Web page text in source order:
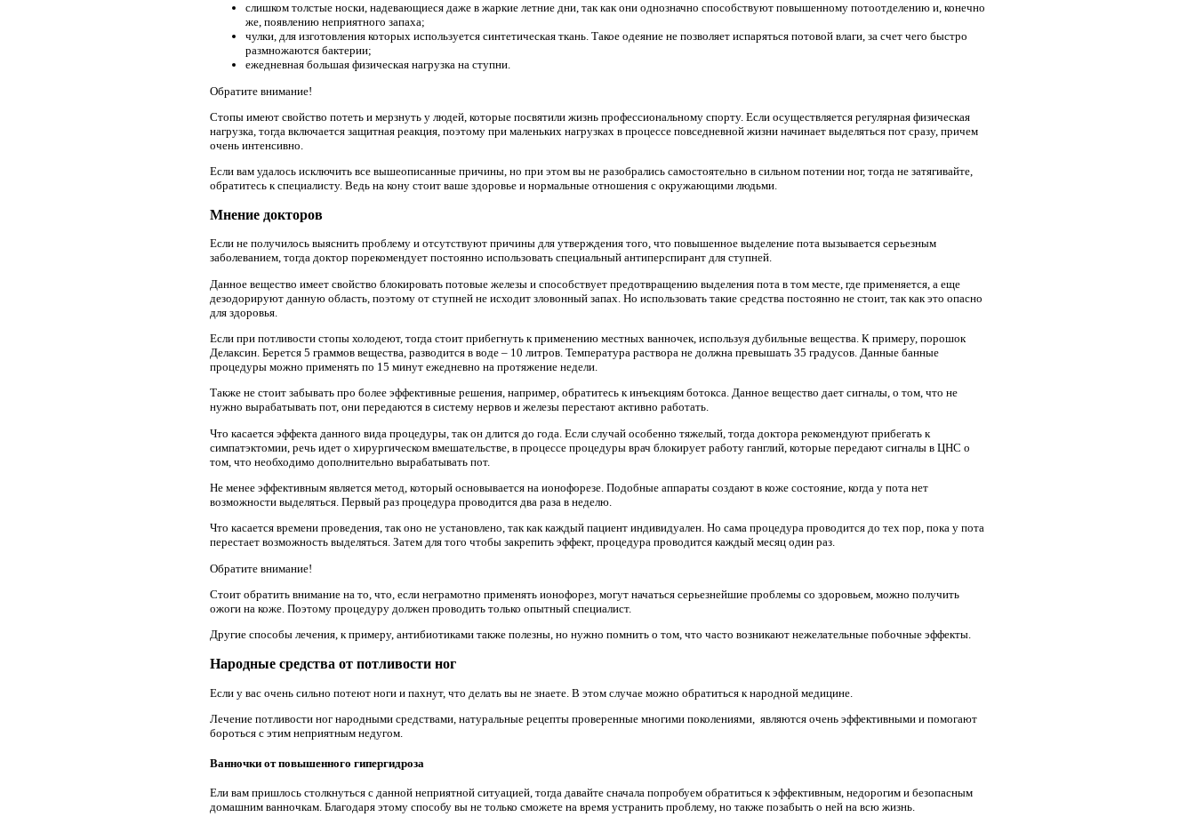
слишком толстые носки, надевающиеся даже в жаркие летние дни, так как они однозначно способствуют повышенному потоотделению и, конечно
же, появлению неприятного запаха;
чулки, для изготовления которых используется синтетическая ткань. Такое одеяние не позволяет испаряться потовой влаги, за счет чего быстро
размножаются бактерии;
ежедневная большая физическая нагрузка на ступни.
Обратите внимание!
Стопы имеют свойство потеть и мерзнуть у людей, которые посвятили жизнь профессиональному спорту. Если осуществляется регулярная физическая
нагрузка, тогда включается защитная реакция, поэтому при маленьких нагрузках в процессе повседневной жизни начинает выделяться пот сразу, причем
очень интенсивно.
Если вам удалось исключить все вышеописанные причины, но при этом вы не разобрались самостоятельно в сильном потении ног, тогда не затягивайте,
обратитесь к специалисту. Ведь на кону стоит ваше здоровье и нормальные отношения с окружающими людьми.
Мнение докторов
Если не получилось выяснить проблему и отсутствуют причины для утверждения того, что повышенное выделение пота вызывается серьезным
заболеванием, тогда доктор порекомендует постоянно использовать специальный антиперспирант для ступней.
Данное вещество имеет свойство блокировать потовые железы и способствует предотвращению выделения пота в том месте, где применяется, а еще
дезодорируют данную область, поэтому от ступней не исходит зловонный запах. Но использовать такие средства постоянно не стоит, так как это опасно
для здоровья.
Если при потливости стопы холодеют, тогда стоит прибегнуть к применению местных ванночек, используя дубильные вещества. К примеру, порошок
Делаксин. Берется 5 граммов вещества, разводится в воде – 10 литров. Температура раствора не должна превышать 35 градусов. Данные банные
процедуры можно применять по 15 минут ежедневно на протяжение недели.
Также не стоит забывать про более эффективные решения, например, обратитесь к инъекциям ботокса. Данное вещество дает сигналы, о том, что не
нужно вырабатывать пот, они передаются в систему нервов и железы перестают активно работать.
Что касается эффекта данного вида процедуры, так он длится до года. Если случай особенно тяжелый, тогда доктора рекомендуют прибегать к
симпатэктомии, речь идет о хирургическом вмешательстве, в процессе процедуры врач блокирует работу ганглий, которые передают сигналы в ЦНС о
том, что необходимо дополнительно вырабатывать пот.
Не менее эффективным является метод, который основывается на ионофорезе. Подобные аппараты создают в коже состояние, когда у пота нет
возможности выделяться. Первый раз процедура проводится два раза в неделю.
Что касается времени проведения, так оно не установлено, так как каждый пациент индивидуален. Но сама процедура проводится до тех пор, пока у пота
перестает возможность выделяться. Затем для того чтобы закрепить эффект, процедура проводится каждый месяц один раз.
Обратите внимание!
Стоит обратить внимание на то, что, если неграмотно применять ионофорез, могут начаться серьезнейшие проблемы со здоровьем, можно получить
ожоги на коже. Поэтому процедуру должен проводить только опытный специалист.
Другие способы лечения, к примеру, антибиотиками также полезны, но нужно помнить о том, что часто возникают нежелательные побочные эффекты.
Народные средства от потливости ног
Если у вас очень сильно потеют ноги и пахнут, что делать вы не знаете. В этом случае можно обратиться к народной медицине.
Лечение потливости ног народными средствами, натуральные рецепты проверенные многими поколениями, являются очень эффективными и помогают
бороться с этим неприятным недугом.
Ванночки от повышенного гипергидроза
Ели вам пришлось столкнуться с данной неприятной ситуацией, тогда давайте сначала попробуем обратиться к эффективным, недорогим и безопасным
домашним ванночкам. Благодаря этому способу вы не только сможете на время устранить проблему, но также позабыть о ней на всю жизнь.